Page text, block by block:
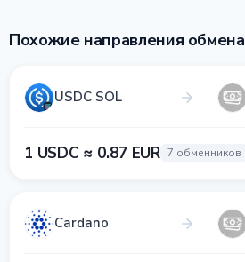
Похожие направления обмена
USDC SOL
1 USDC ≈ 0.87 EUR 7 обменников
Cardano